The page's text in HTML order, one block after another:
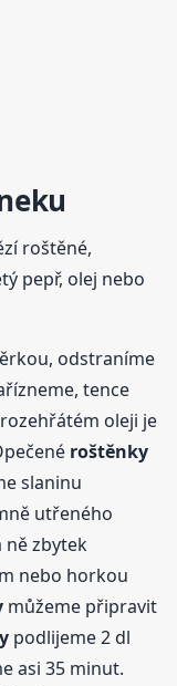
roštěné,
pepř, olej nebo
odstraníme
tence
oleji je
roštěnky
slaninu
utřeného
ně zbytek
nebo horkou
můžeme připravit
podlijeme 2 dl
asi 35 minut.